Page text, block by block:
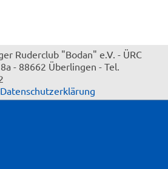
Ruderclub "Bodan" e.V. - ÜRC
- 88662 Überlingen - Tel.
Datenschutzerklärung